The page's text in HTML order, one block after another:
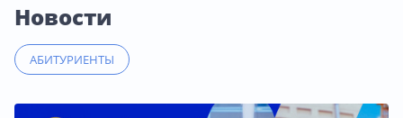
Новости
АБИТУРИЕНТЫ